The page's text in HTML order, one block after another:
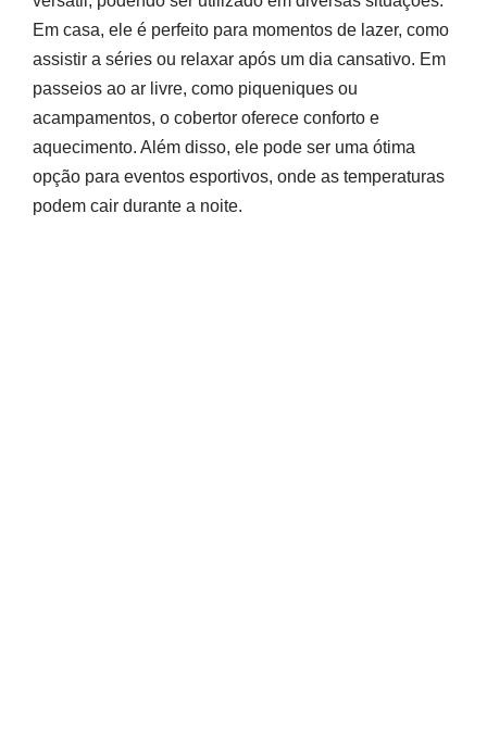
Em casa, ele é perfeito para momentos de lazer, como
assistir a séries ou relaxar após um dia cansativo. Em
passeios ao ar livre, como piqueniques ou
acampamentos, o cobertor oferece conforto e
aquecimento. Além disso, ele pode ser uma ótima
opção para eventos esportivos, onde as temperaturas
podem cair durante a noite.